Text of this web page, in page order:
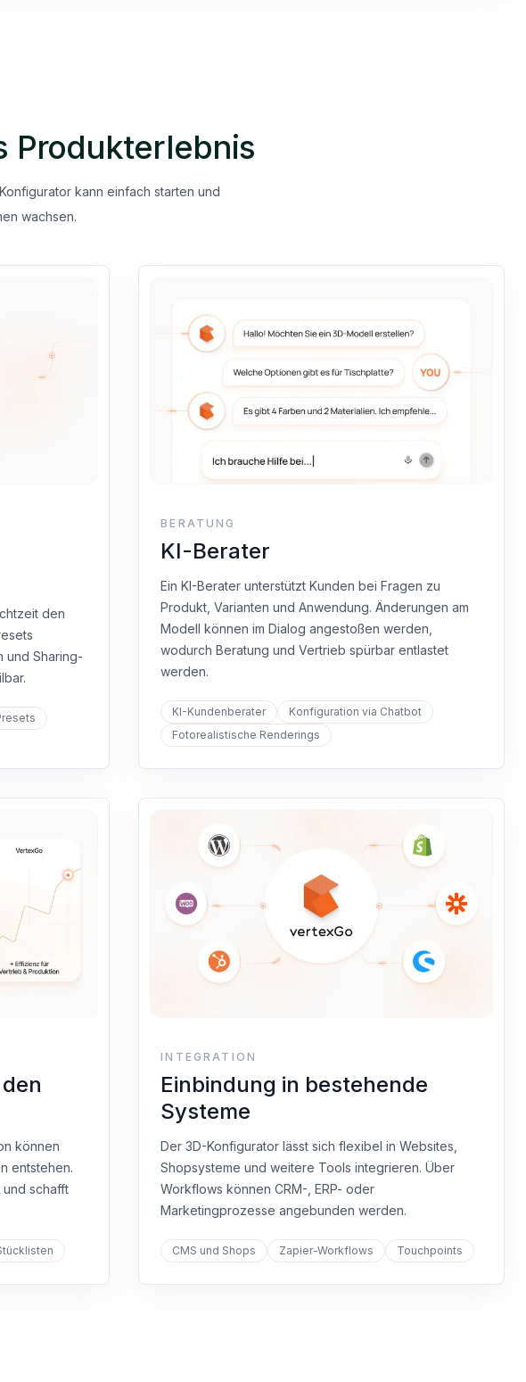
Produkterlebnis
kann einfach starten und
wachsen.
den
und Sharing-
BERATUNG
KI-Berater
Ein KI-Berater unterstützt Kunden bei Fragen zu
Produkt, Varianten und Anwendung. Änderungen am
Modell können im Dialog angestoßen werden,
wodurch Beratung und Vertrieb spürbar entlastet
werden.
KI-Kundenberater
Konfiguration via Chatbot
Fotorealistische Renderings
können
entstehen.
schafft
INTEGRATION
Einbindung in bestehende
Systeme
Der 3D-Konfigurator lässt sich flexibel in Websites,
Shopsysteme und weitere Tools integrieren. Über
Workflows können CRM-, ERP- oder
Marketingprozesse angebunden werden.
CMS und Shops Zapier-Workflows Touchpoints